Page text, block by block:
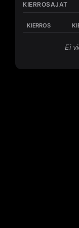
KIERROSAJAT
KIERROS
Ei